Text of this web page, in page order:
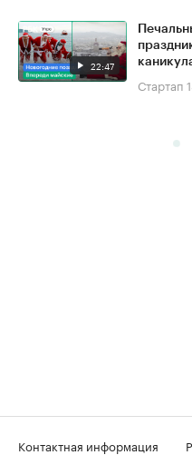
22:47
Стартап
Контактная информация